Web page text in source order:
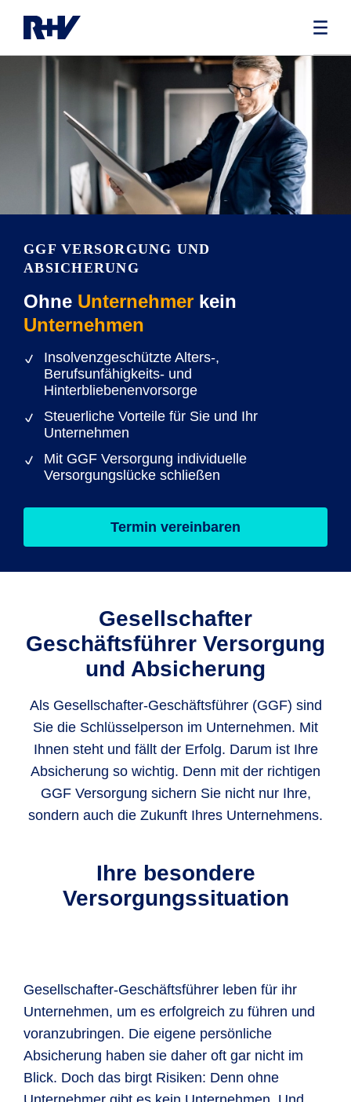
GGF VERSORGUNG UND
ABSICHERUNG
Ohne Unternehmer kein
Unternehmen
Insolvenzgeschützte Alters-,
Berufsunfähigkeits- und
Hinterbliebenenvorsorge
Steuerliche Vorteile für Sie und Ihr
Unternehmen
Mit GGF Versorgung individuelle
Versorgungslücke schließen
Termin vereinbaren
Gesellschafter
Geschäftsführer Versorgung
und Absicherung
Als Gesellschafter-Geschäftsführer (GGF) sind
Sie die Schlüsselperson im Unternehmen. Mit
Ihnen steht und fällt der Erfolg. Darum ist Ihre
Absicherung so wichtig. Denn mit der richtigen
GGF Versorgung sichern Sie nicht nur Ihre,
sondern auch die Zukunft Ihres Unternehmens.
Ihre besondere
Versorgungssituation
Gesellschafter-Geschäftsführer leben für ihr
Unternehmen, um es erfolgreich zu führen und
voranzubringen. Die eigene persönliche
Absicherung haben sie daher oft gar nicht im
Blick. Doch das birgt Risiken: Denn ohne